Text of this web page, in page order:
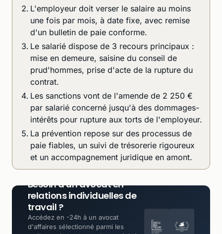
L'employeur doit verser le salaire au moins
une fois par mois, à date fixe, avec remise
d'un bulletin de paie conforme.
Le salarié dispose de 3 recours principaux :
mise en demeure, saisine du conseil de
prud'hommes, prise d'acte de la rupture du
contrat.
Les sanctions vont de l'amende de 2 250 €
par salarié concerné jusqu'à des dommages-
intérêts pour rupture aux torts de l'employeur.
La prévention repose sur des processus de
paie fiables, un suivi de trésorerie rigoureux
et un accompagnement juridique en amont.
Besoin d'un avocat en
relations individuelles de
travail ?
Accédez en -24h à un avocat
d'affaires sélectionné parmi les